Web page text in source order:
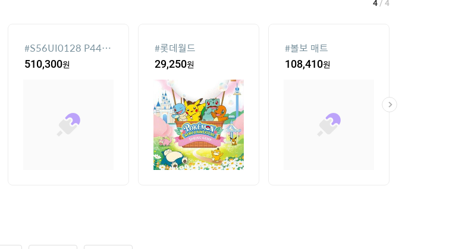
#S56UI0128 P4455
7162
510,300원
#롯데월드
29,250원
#볼보 매트
108,410원
4 / 4